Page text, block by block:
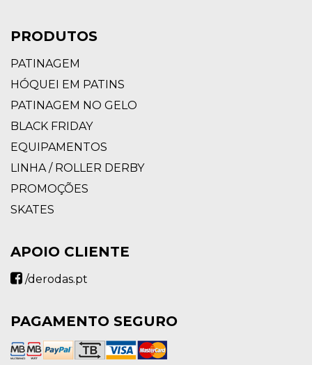
PRODUTOS
PATINAGEM
HÓQUEI EM PATINS
PATINAGEM NO GELO
BLACK FRIDAY
EQUIPAMENTOS
LINHA / ROLLER DERBY
PROMOÇÕES
SKATES
APOIO CLIENTE
/derodas.pt
PAGAMENTO SEGURO